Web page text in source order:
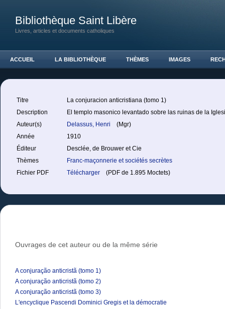
Bibliothèque Saint Libère
Livres, articles et documents catholiques
ACCUEIL LA BIBLIOTHÈQUE THÈMES IMAGES
Titre
La conjuracion anticristiana (tomo 1)
Description
El templo masonico levantado sobre las ruinas de la
Auteur(s)
Delassus, Henri
(Mgr)
Année
1910
Éditeur
Desclée, de Brouwer et Cie
Thèmes
Franc-maçonnerie et sociétés secrètes
Fichier PDF
Télécharger (PDF de 1.895 Moctets)
Ouvrages de cet auteur ou de la même série
A conjuração anticristã (tomo 1)
A conjuração anticristã (tomo 2)
A conjuração anticristã (tomo 3)
L'encyclique Pascendi Dominici Gregis et la démocratie